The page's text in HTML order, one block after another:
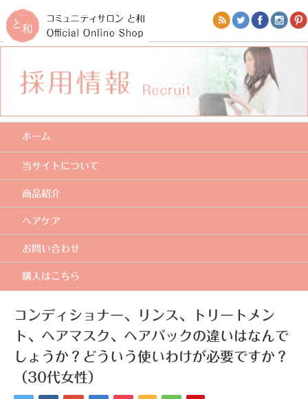
ホーム
当サイトについて
商品紹介
ヘアケア
お問い合わせ
購入はこちら
コンディショナー、リンス、トリートメン
ト、ヘアマスク、ヘアパックの違いはなんで
しょうか？どういう使いわけが必要ですか？
（30代女性）